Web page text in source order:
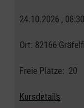
24.10.2026 ,
Ort: 82166
Freie Plätze: 20
Kursdetails